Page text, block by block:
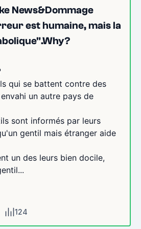
News&Dommage
est humaine, mais la
qui se battent contre des
un autre pays de
sont informés par leurs
gentil mais étranger aide
un des leurs bien docile,
124